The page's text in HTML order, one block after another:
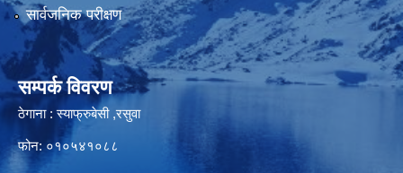
सार्वजनिक परीक्षण
सम्पर्क विवरण
ठेगाना : स्याफ्रुबेसी ,रसुवा
फोन: ०१०५४१०८८